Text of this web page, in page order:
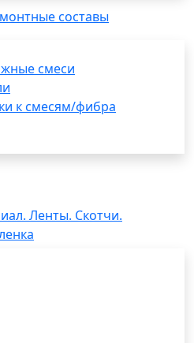
составы
смеси
к смесям/фибра
Ленты. Скотчи.